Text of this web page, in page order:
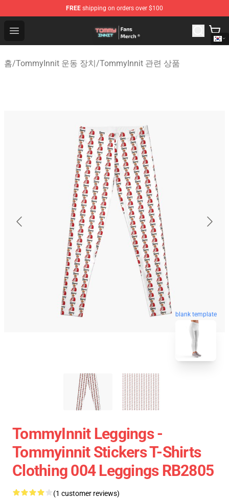
FREE shipping on orders over $100
Open menu
TommyInnit Store - Official TommyInnit Merchandise
홈/TommyInnit 운동 장치/TommyInnit 관련 상품
blank template
TommyInnit Leggings -
Tommyinnit Stickers T-Shirts
Clothing 004 Leggings RB2805
(1 customer reviews)